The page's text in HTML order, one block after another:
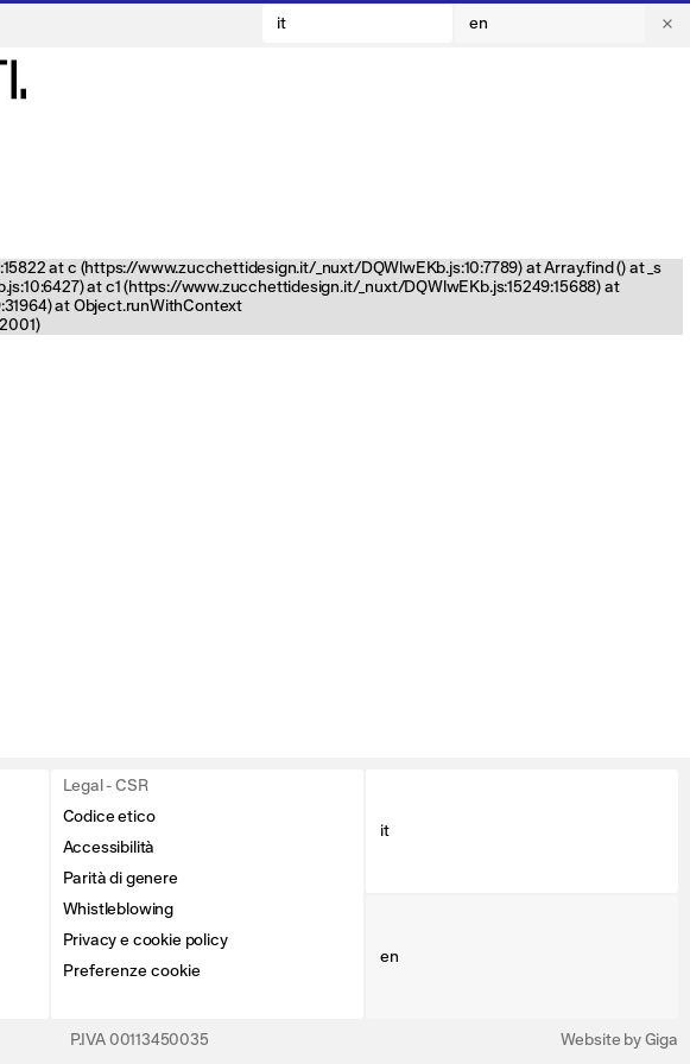
it en
at c (https://www.zucchettidesign.it/_nuxt/DQWlwEKb.js:10:7789) at Array.find () at _s
at c1 (https://www.zucchettidesign.it/_nuxt/DQWlwEKb.js:15249:15688) at
at Object.runWithContext
Legal - CSR
Codice etico
Accessibilità
Parità di genere
Whistleblowing
Privacy e cookie policy
Preferenze cookie
it
en
P.IVA 00113450035 Website by Giga